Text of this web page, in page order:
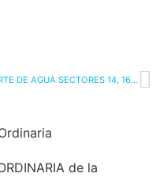
CORTE DE AGUA SECTORES 14, 16, 17 y 18 DE LA Z. R. ORIENTAL
de la